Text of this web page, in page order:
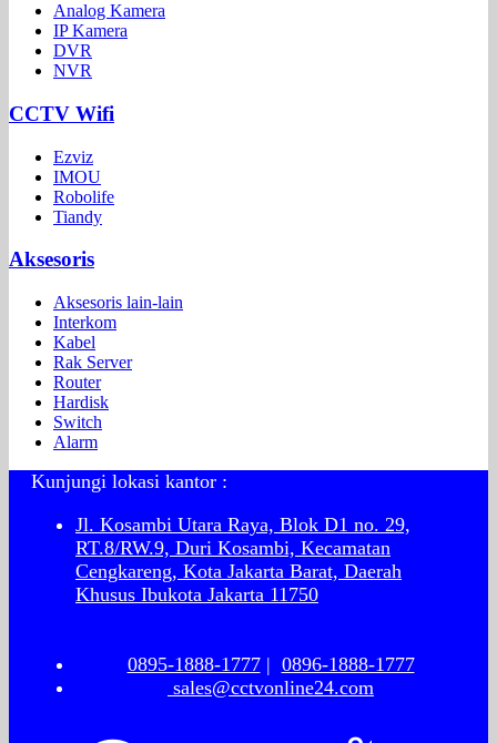
Analog Kamera
IP Kamera
DVR
NVR
CCTV Wifi
Ezviz
IMOU
Robolife
Tiandy
Aksesoris
Aksesoris lain-lain
Interkom
Kabel
Rak Server
Router
Hardisk
Switch
Alarm
Kunjungi lokasi kantor :
Jl. Kosambi Utara Raya, Blok D1 no. 29,
RT.8/RW.9, Duri Kosambi, Kecamatan
Cengkareng, Kota Jakarta Barat, Daerah
Khusus Ibukota Jakarta 11750
0895-1888-1777| 0896-1888-1777
sales@cctvonline24.com